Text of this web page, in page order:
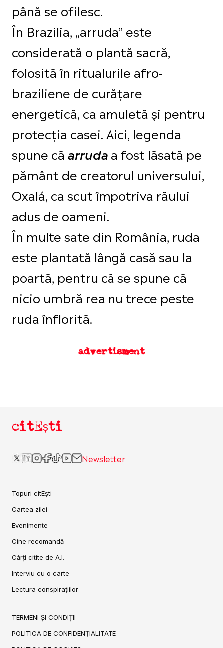
până se ofilesc.
În Brazilia, „arruda” este
considerată o plantă sacră,
folosită în ritualurile afro-
braziliene de curățare
energetică, ca amuletă și pentru
protecția casei. Aici, legenda
spune că arruda a fost lăsată pe
pământ de creatorul universului,
Oxalá, ca scut împotriva răului
adus de oameni.
În multe sate din România, ruda
este plantată lângă casă sau la
poartă, pentru că se spune că
nicio umbră rea nu trece peste
ruda înflorită.
advertisment
citEști
Newsletter
Topuri citEști
Cartea zilei
Evenimente
Cine recomandă
Cărți citite de A.I.
Interviu cu o carte
Lectura conspirațiilor
TERMENI ȘI CONDIȚII
POLITICA DE CONFIDENȚIALITATE